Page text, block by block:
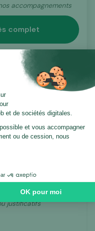
accompagnements
complet
d’un processus
suivants :
déclarées.
à partir des
justificatifs